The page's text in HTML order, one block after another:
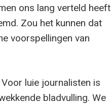
ons lang verteld heeft
Zou het kunnen dat
voorspellingen van
luie journalisten is
bladvulling. We